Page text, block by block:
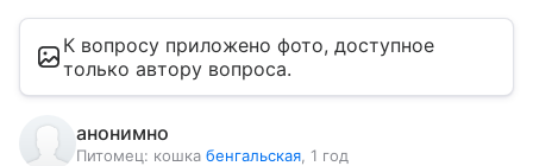
К вопросу приложено фото, доступное
только автору вопроса.
анонимно
Питомец: кошка бенгальская , 1 год